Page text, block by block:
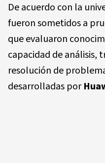
De acuerdo con la
fueron sometidos a
que evaluaron
capacidad de análisis,
resolución de
desarrolladas por